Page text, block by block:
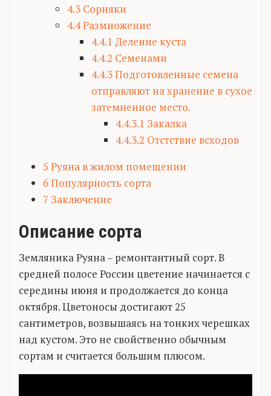
4.3 Сорняки
4.4Размножение
4.4.1 Деление куста
4.4.2 Семенами
4.4.3Подготовленные семена
отправляют на хранение в сухое
затемненное место.
4.4.3.1 Закалка
4.4.3.2 Отстствие всходов
5 Руяна в жилом помещении
6Популярность сорта
7 Заключение
Описание сорта
Земляника Руяна – ремонтантный сорт. В
средней полосе России цветение начинается с
середины июня и продолжается до конца
октября. Цветоносы достигают 25
сантиметров, возвышаясь на тонких черешках
над кустом. Это не свойственно обычным
сортам и считается большим плюсом.